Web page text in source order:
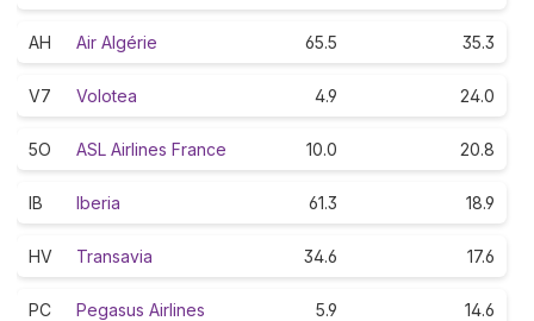
AH Air Algérie 65.5 35.3
V7 Volotea 4.9 24.0
5O ASL Airlines France 10.0 20.8
IB Iberia 61.3 18.9
HV Transavia 34.6 17.6
PC Pegasus Airlines 5.9 14.6